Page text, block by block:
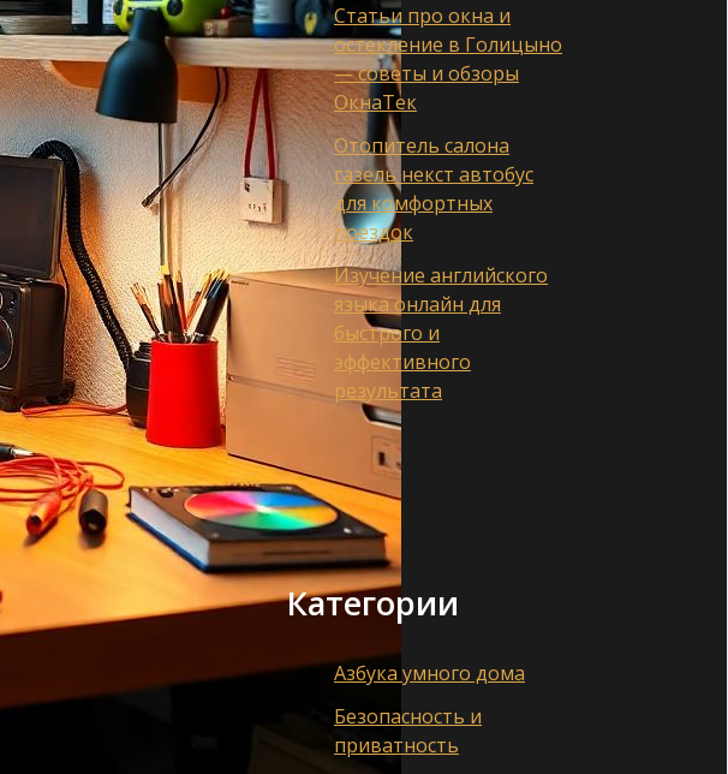
Статьи про окна и
остекление в Голицыно
— советы и обзоры
ОкнаТек
Отопитель салона
газель некст автобус
для комфортных
поездок
Изучение английского
языка онлайн для
быстрого и
эффективного
результата
Категории
Азбука умного дома
Безопасность и
приватность